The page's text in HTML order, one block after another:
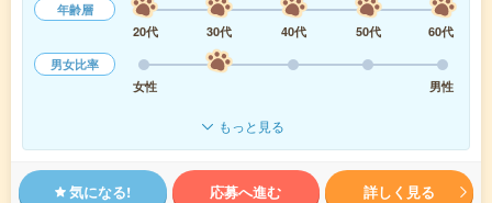
年齢層
20代
30代 40代 50代
60代
男女比率
女性
男性
もっと見る
気になる! 応募へ進む 詳しく見る